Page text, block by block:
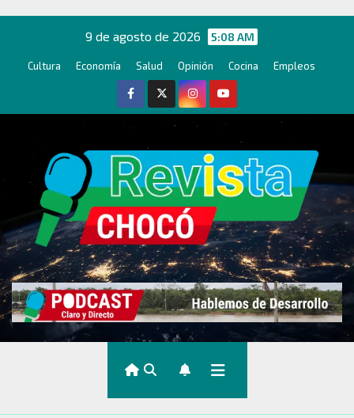
contenido
9 de agosto de 2026 5:08 AM
Cultura Economía Salud Opinión Cocina Empleos